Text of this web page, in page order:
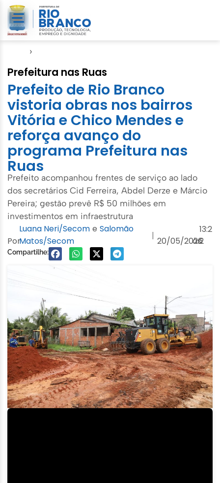
›
Prefeitura nas Ruas
Prefeito de Rio Branco
vistoria obras nos bairros
Vitória e Chico Mendes e
reforça avanço do
programa Prefeitura nas
Ruas
Prefeito acompanhou frentes de serviço ao lado
dos secretários Cid Ferreira, Abdel Derze e Márcio
Pereira; gestão prevê R$ 50 milhões em
investimentos em infraestrutura
Por
Luana Neri/Secom e Salomão
Matos/Secom
|
20/05/2026
às
13:2
2
Compartilhe: